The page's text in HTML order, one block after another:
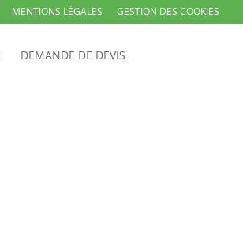
MENTIONS LÉGALES GESTION DES COOKIES
DEMANDE DE DEVIS